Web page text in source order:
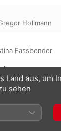
Hollmann
Fassbender
Hollmann
Fassbender
Land aus, um
sehen